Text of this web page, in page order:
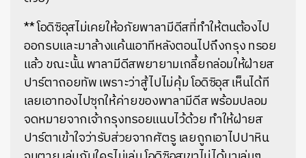
**โอดิซิอุสไม่เคยให้อภัยพาลามีดีสที่ทำให้ตนต้องไป
ออกรบและมาล้างแค้นเอาทีหลังตอนไปถึงกรุง ทรอย
แล้ว ขณะนั้น พาลามีดีสพยายามเกลี้ยกล่อมให้ฝ่ายส
ปาร์ตาถอยทัพ เพราะว่าสู้ไปไม่คุ้ม โอดิซิอุส เห็นได้ที
เลยเอาทองไปซุกให้ค่ายของพาลามีดีส พร้อมปลอม
จดหมายจากเจ้ากรุงทรอยแนบไว้ด้วย ทำให้ฝ่ายส
ปาร์ตาเข้าใจว่ารับส่วยจากศัตรู เลยถูกเอาไปปาหิน